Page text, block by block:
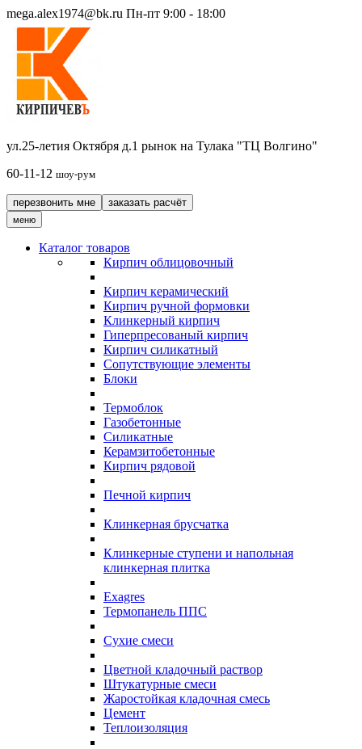
mega.alex1974@bk.ru Пн-пт 9:00 - 18:00
ул.25-летия Октября д.1 рынок на Тулака "ТЦ Волгино"
60-11-12 шоу-рум
перезвонить мне заказать расчёт
меню
Каталог товаров
Кирпич облицовочный
Кирпич керамический
Кирпич ручной формовки
Клинкерный кирпич
Гиперпресованый кирпич
Кирпич силикатный
Сопутствующие элементы
Блоки
Термоблок
Газобетонные
Силикатные
Керамзитобетонные
Кирпич рядовой
Печной кирпич
Клинкерная брусчатка
Клинкерные ступени и напольная
клинкерная плитка
Exagres
Термопанель ППС
Сухие смеси
Цветной кладочный раствор
Штукатурные смеси
Жаростойкая кладочная смесь
Цемент
Теплоизоляция